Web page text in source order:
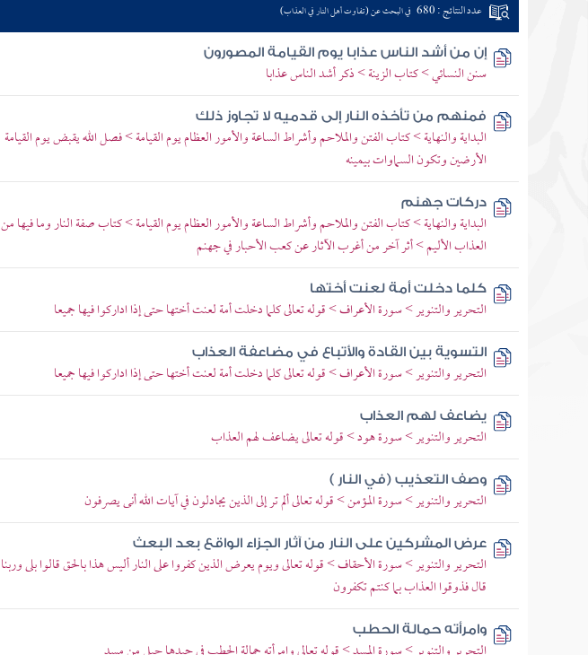
عدد النتائج : 680 في البحث عن (تفاوت أهل النار في العذاب)
إن من أشد الناس عذابا يوم القيامة المصورون
سنن النسائي > كتاب الزينة > ذكر أشد الناس عذابا
فمنهم من تأخذه النار إلى قدميه لا تجاوز ذلك
البداية والنهاية > كتاب الفتن والملاحم وأشراط الساعة والأمور العظام يوم القيامة > فصل الله يقبض يوم القيامة
الأرضين وتكون السماوات بيمينه
دركات جهنم
البداية والنهاية > كتاب الفتن والملاحم وأشراط الساعة والأمور العظام يوم القيامة > كتاب صفة النار وما فيها من
العذاب الأليم > أثر آخر من أغرب الآثار عن كعب الأحبار في جهنم
كلما دخلت أمة لعنت أختها
التحرير والتنوير > سورة الأعراف > قوله تعالى كلما دخلت أمة لعنت أختها حتى إذا اداركوا فيها جميعا
التسوية بين القادة والأتباع في مضاعفة العذاب
التحرير والتنوير > سورة الأعراف > قوله تعالى كلما دخلت أمة لعنت أختها حتى إذا اداركوا فيها جميعا
يضاعف لهم العذاب
التحرير والتنوير > سورة هود > قوله تعالى يضاعف لهم العذاب
وصف التعذيب (في النار )
التحرير والتنوير > سورة المؤمن > قوله تعالى ألم تر إلى الذين يجادلون في آيات الله أنى يصرفون
عرض المشركين على النار من آثار الجزاء الواقع بعد البعث
التحرير والتنوير > سورة الأحقاف > قوله تعالى ويوم يعرض الذين كفروا على النار أليس هذا بالحق قالوا بلى وربنا
قال فذوقوا العذاب بما كنتم تكفرون
وامرأته حمالة الحطب